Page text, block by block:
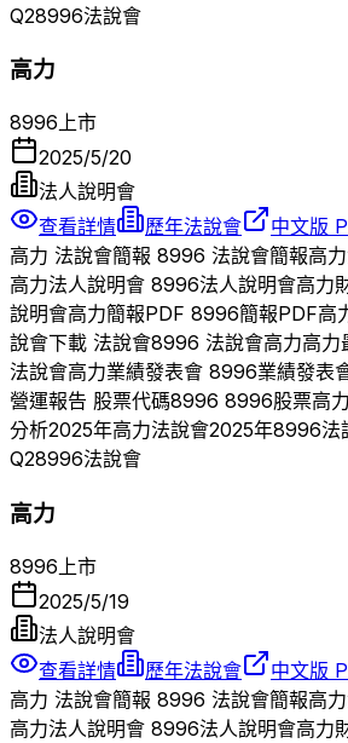
Q28996法說會
高力
8996上市
2025/5/20
法人說明會
查看詳情
歷年法說會 中文版
高力 法說會簡報 8996 法說會簡報高力
高力法人說明會 8996法人說明會高力
說明會高力簡報PDF 8996簡報PDF高
說會下載 法說會8996 法說會高力高力
法說會高力業績發表會 8996業績發表
營運報告 股票代碼8996 8996股票高力
分析2025年高力法說會2025年8996法
Q28996法說會
高力
8996 上市
2025/5/19
法人說明會
查看詳情
歷年法說會 中文版
高力 法說會簡報 8996 法說會簡報高力
高力法人說明會 8996法人說明會高力